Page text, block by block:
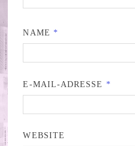
NAME *
E-MAIL-ADRESSE *
WEBSITE